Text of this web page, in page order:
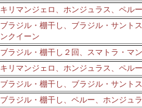
キリマンジェロ、ホンジュラス、ペル
ブラジル・棚干し、ブラジル・サント
ンクイーン
ブラジル・棚干し２回、スマトラ・マ
キリマンジェロ、ホンジュラス、ペル
ブラジル・棚干し、ブラジル・サント
ブラジル・棚干し、ペルー、ホンジュ